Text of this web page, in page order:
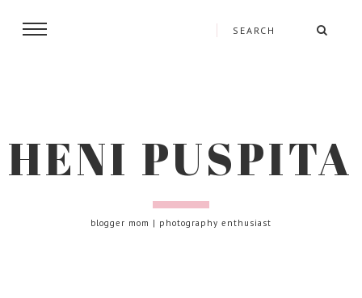
HENI PUSPITA
blogger mom | photography enthusiast